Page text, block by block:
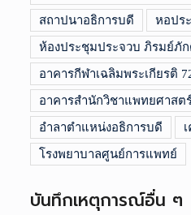
สถาปนาอธิการบดี หอปร
ห้องประชุมประจวบ ภิรมย์ภั
อาคารกีฬาเฉลิมพระเกียรติ
อาคารสำนักวิชาแพทยศาสต
อำลาตำแหน่งอธิการบดี
โรงพยาบาลศูนย์การแพทย์
บันทึกเหตุการณ์อื่น ๆ